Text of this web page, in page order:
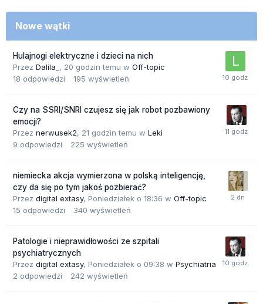
Nowe wątki
Hulajnogi elektryczne i dzieci na nich
Przez Dalila_ , 20 godzin temu w Off-topic
18 odpowiedzi 195 wyświetleń
Czy na SSRI/SNRI czujesz się jak robot pozbawiony
emocji?
Przez nerwusek2, 21 godzin temu w Leki
9 odpowiedzi 225 wyświetleń
niemiecka akcja wymierzona w polską inteligencję,
czy da się po tym jakoś pozbierać?
Przez digital extasy, Poniedziałek o 18:36 w Off-topic
15 odpowiedzi 340 wyświetleń
Patologie i nieprawidłowości ze szpitali
psychiatrycznych
Przez digital extasy, Poniedziałek o 09:38 w Psychiatria
2 odpowiedzi 242 wyświetleń